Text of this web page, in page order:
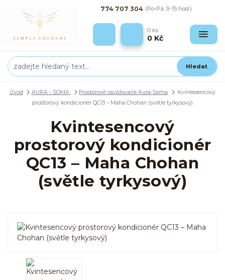
Hledat
774 707 304 (Po-Pá, 9-15 hod.)
0 ks
0 Kč
Úvod AURA - SOMA Prostorové osvěžovače Aura-Soma
Kvintesencový
prostorový kondicionér QC13 – Maha Chohan (světle tyrkysový)
Kvintesencový
prostorový kondicionér
QC13 – Maha Chohan
(světle tyrkysový)